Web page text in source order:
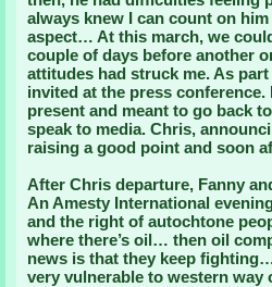
always knew I can count on
aspect… At this march, we
couple of days before another
attitudes had struck me. As
invited at the press
present and meant to go back
speak to media. Chris,
raising a good point and soon
After Chris departure, Fanny
An Amesty International
and the right of autochtone
where there’s oil… then oil
news is that they keep
very vulnerable to western way